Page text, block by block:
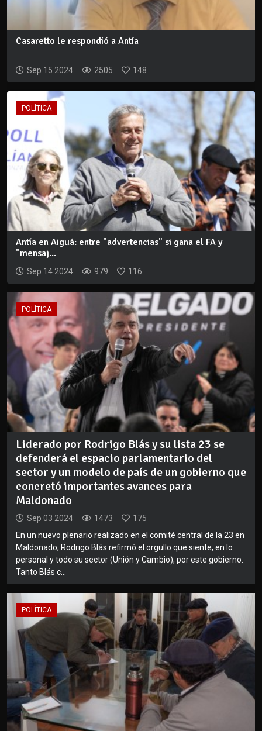
Casaretto le respondió a Antía
Sep 15 2024 2505 148
POLÍTICA
Antía en Aiguá: entre "advertencias" si gana el FA y
"mensaj...
Sep 14 2024 979 116
POLÍTICA
Liderado por Rodrigo Blás y su lista 23 se
defenderá el espacio parlamentario del
sector y un modelo de país de un gobierno que
concretó importantes avances para
Maldonado
Sep 03 2024 1473
175
En un nuevo plenario realizado en el comité central de la 23 en
Maldonado, Rodrigo Blás refirmó el orgullo que siente, en lo
personal y todo su sector (Unión y Cambio), por este gobierno.
Tanto Blás c...
POLÍTICA